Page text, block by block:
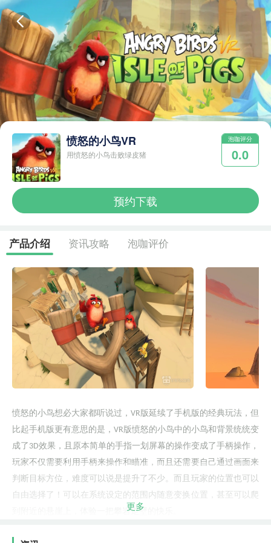
愤怒的小鸟VR
用愤怒的小鸟击败绿皮猪
泡咖评分
0.0
预约下载
产品介绍 资讯攻略 泡咖评价
愤怒的小鸟想必大家都听说过， VR版 延续了手机版 的经典玩法，但
比起手机版 更有意思的是， VR版愤怒的小鸟中的小鸟和背景统统变
成了 3D效果，且原本简单的手指一划屏幕的操作变成了手柄操作，
玩家不仅 需要利用手柄来操作和瞄准， 而且还需要自己通过画面来
判断目标方位， 难度可以说是提升了不少。而且玩家的位置也可以
自由选择了！
可以在 系统设定的范围内 随意 变换位置 ，甚至可以 爬
体验一把攀岩走壁的快乐。
更多